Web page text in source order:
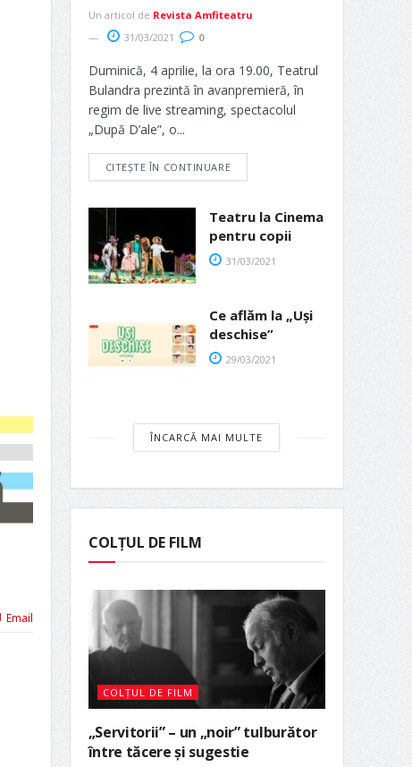
Email
Un articol de Revista Amfiteatru
31/03/2021
0
Duminică, 4 aprilie, la ora 19.00, Teatrul
Bulandra prezintă în avanpremieră, în
regim de live streaming, spectacolul
„După D’ale”, o...
CITEȘTE ÎN CONTINUARE
Teatru la Cinema
pentru copii
31/03/2021
Ce aflăm la „Uși
deschise”
29/03/2021
ÎNCARCĂ MAI MULTE
COLȚUL DE FILM
COLȚUL DE FILM
„Servitorii” – un „noir” tulburător
între tăcere și sugestie